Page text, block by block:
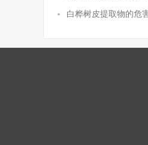
白桦树皮提取物的危